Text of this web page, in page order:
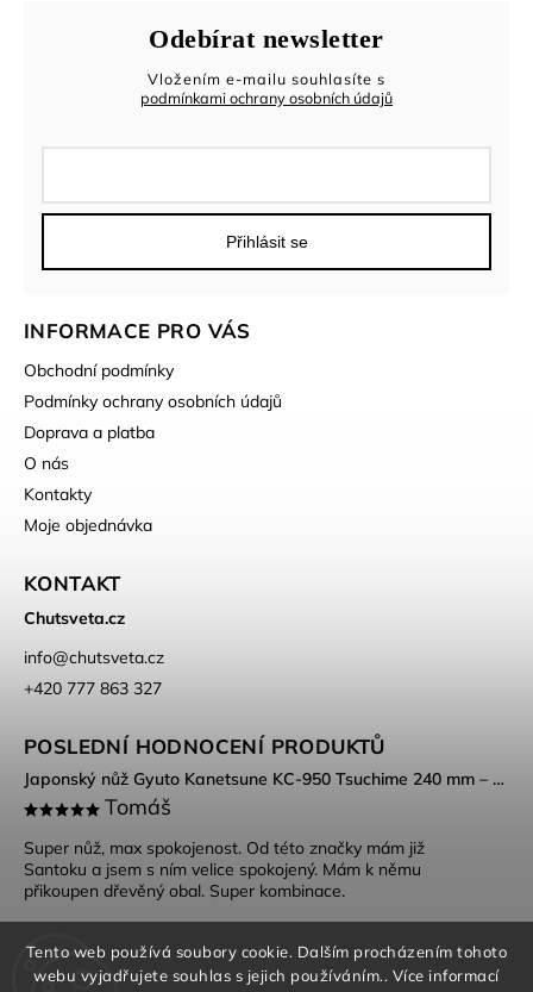
Tento web používá soubory cookie. Dalším procházením tohoto
webu vyjadřujete souhlas s jejich používáním.. Více informací
INFORMACE PRO VÁS
Obchodní podmínky
Podmínky ochrany osobních údajů
Doprava a platba
O nás
Kontakty
Moje objednávka
KONTAKT
Chutsveta.cz
info@chutsveta.cz
+420 777 863 327
POSLEDNÍ HODNOCENÍ PRODUKTŮ
Japonský nůž Gyuto Kanetsune KC-950 Tsuchime 240 mm – DSR-1K6 ocel, Tsuchime povrch
Tomáš
Super nůž, max spokojenost. Od této značky mám již
Santoku a jsem s ním velice spokojený. Mám k němu
přikoupen dřevěný obal. Super kombinace.
Odebírat newsletter
Vložením e-mailu souhlasíte s
podmínkami ochrany osobních údajů
Přihlásit se